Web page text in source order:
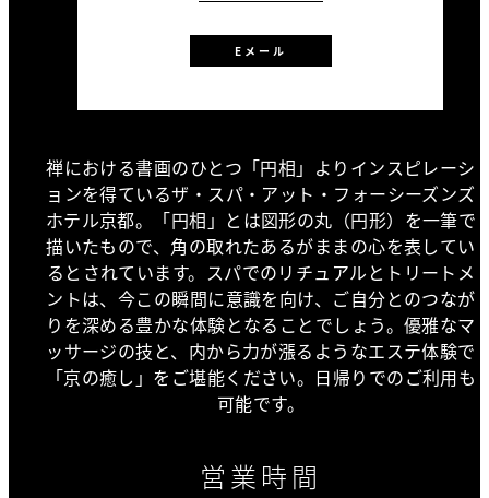
Eメール
禅における書画のひとつ「円相」よりインスピレーシ
ョンを得ているザ・スパ・アット・フォーシーズンズ
ホテル京都。「円相」とは図形の丸（円形）を一筆で
描いたもので、角の取れたあるがままの心を表してい
るとされています。スパでのリチュアルとトリートメ
ントは、今この瞬間に意識を向け、ご自分とのつなが
りを深める豊かな体験となることでしょう。優雅なマ
ッサージの技と、内から力が漲るようなエステ体験で
「京の癒し」をご堪能ください。日帰りでのご利用も
可能です。
営業時間